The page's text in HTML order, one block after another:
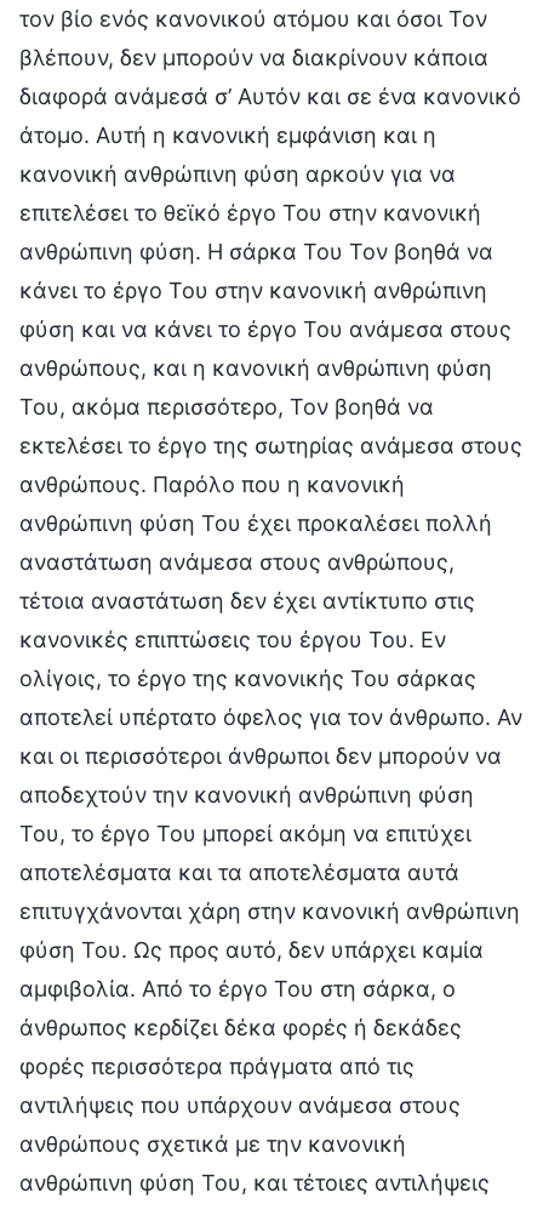
τον βίο ενός κανονικού ατόμου και όσοι Τον
βλέπουν, δεν μπορούν να διακρίνουν κάποια
διαφορά ανάμεσά σ’ Αυτόν και σε ένα κανονικό
άτομο. Αυτή η κανονική εμφάνιση και η
κανονική ανθρώπινη φύση αρκούν για να
επιτελέσει το θεϊκό έργο Του στην κανονική
ανθρώπινη φύση. Η σάρκα Του Τον βοηθά να
κάνει το έργο Του στην κανονική ανθρώπινη
φύση και να κάνει το έργο Του ανάμεσα στους
ανθρώπους, και η κανονική ανθρώπινη φύση
Του, ακόμα περισσότερο, Τον βοηθά να
εκτελέσει το έργο της σωτηρίας ανάμεσα στους
ανθρώπους. Παρόλο που η κανονική
ανθρώπινη φύση Του έχει προκαλέσει πολλή
αναστάτωση ανάμεσα στους ανθρώπους,
τέτοια αναστάτωση δεν έχει αντίκτυπο στις
κανονικές επιπτώσεις του έργου Του. Εν
ολίγοις, το έργο της κανονικής Του σάρκας
αποτελεί υπέρτατο όφελος για τον άνθρωπο. Αν
και οι περισσότεροι άνθρωποι δεν μπορούν να
αποδεχτούν την κανονική ανθρώπινη φύση
Του, το έργο Του μπορεί ακόμη να επιτύχει
αποτελέσματα και τα αποτελέσματα αυτά
επιτυγχάνονται χάρη στην κανονική ανθρώπινη
φύση Του. Ως προς αυτό, δεν υπάρχει καμία
αμφιβολία. Από το έργο Του στη σάρκα, ο
άνθρωπος κερδίζει δέκα φορές ή δεκάδες
φορές περισσότερα πράγματα από τις
αντιλήψεις που υπάρχουν ανάμεσα στους
ανθρώπους σχετικά με την κανονική
ανθρώπινη φύση Του, και τέτοιες αντιλήψεις